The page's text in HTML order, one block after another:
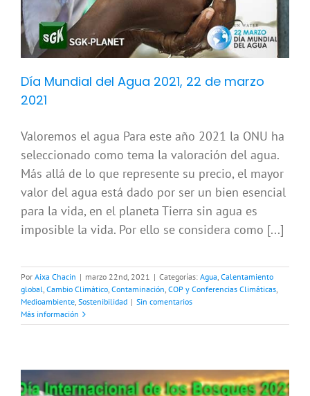
Día Mundial del Agua 2021, 22 de marzo
2021
Valoremos el agua Para este año 2021 la ONU ha
seleccionado como tema la valoración del agua.
Más allá de lo que represente su precio, el mayor
valor del agua está dado por ser un bien esencial
para la vida, en el planeta Tierra sin agua es
imposible la vida. Por ello se considera como [...]
Por Aixa Chacin | marzo 22nd, 2021 | Categorías: Agua, Calentamiento
global, Cambio Climático, Contaminación, COP y Conferencias Climáticas,
Medioambiente, Sostenibilidad | Sin comentarios
Más información